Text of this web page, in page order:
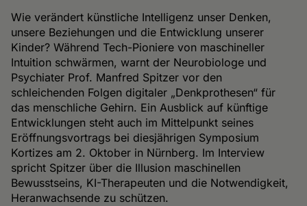
Wie verändert künstliche Intelligenz unser Denken,
unsere Beziehungen und die Entwicklung unserer
Kinder? Während Tech-Pioniere von maschineller
Intuition schwärmen, warnt der Neurobiologe und
Psychiater Prof. Manfred Spitzer vor den
schleichenden Folgen digitaler „Denkprothesen“ für
das menschliche Gehirn. Ein Ausblick auf künftige
Entwicklungen steht auch im Mittelpunkt seines
Eröffnungsvortrags bei diesjährigen Symposium
Kortizes am 2. Oktober in Nürnberg. Im Interview
spricht Spitzer über die Illusion maschinellen
Bewusstseins, KI-Therapeuten und die Notwendigkeit,
Heranwachsende zu schützen.